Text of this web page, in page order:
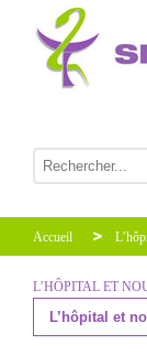
Accueil
L’HÔPITAL ET